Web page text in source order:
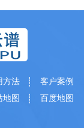
方法
客户案例
地图 百度地图